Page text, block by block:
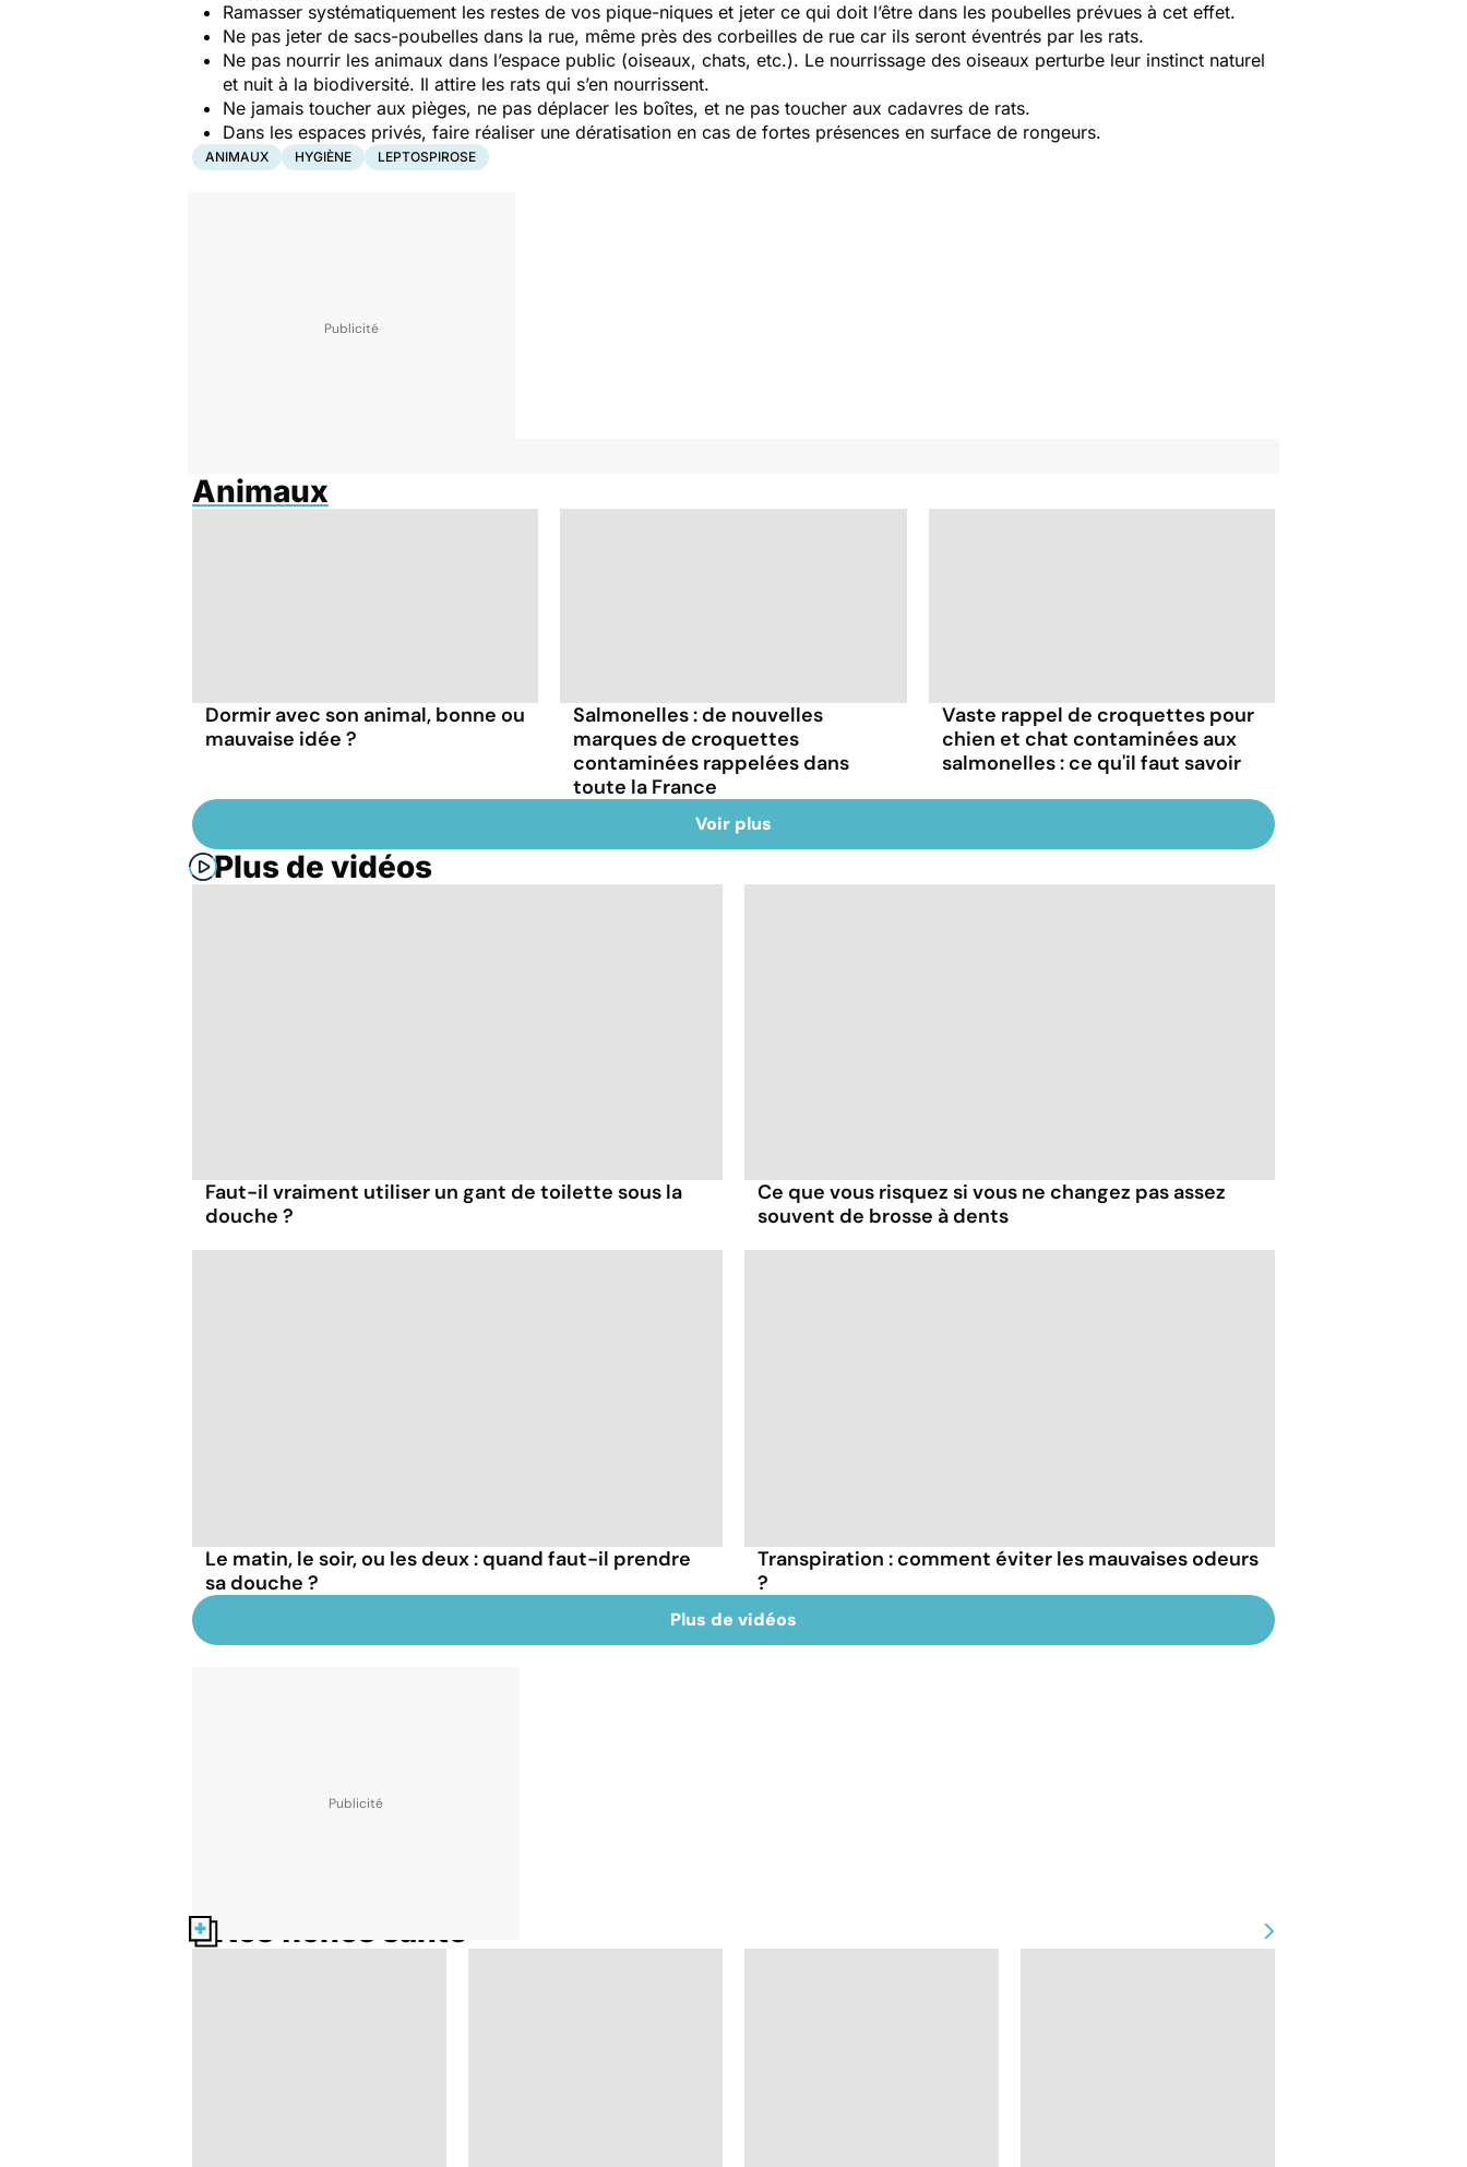
Ramasser systématiquement les restes de vos pique-niques et jeter ce qui doit l’être dans les poubelles prévues à cet effet.
Ne pas jeter de sacs-poubelles dans la rue, même près des corbeilles de rue car ils seront éventrés par les rats.
Ne pas nourrir les animaux dans l’espace public (oiseaux, chats, etc.). Le nourrissage des oiseaux perturbe leur instinct naturel
et nuit à la biodiversité. Il attire les rats qui s’en nourrissent.
Ne jamais toucher aux pièges, ne pas déplacer les boîtes, et ne pas toucher aux cadavres de rats.
Dans les espaces privés, faire réaliser une dératisation en cas de fortes présences en surface de rongeurs.
ANIMAUX HYGIÈNE LEPTOSPIROSE
Animaux
Dormir avec son animal, bonne ou
mauvaise idée ?
Salmonelles : de nouvelles
marques de croquettes
contaminées rappelées dans
toute la France
Vaste rappel de croquettes pour
chien et chat contaminées aux
salmonelles : ce qu'il faut savoir
Voir plus
Plus de vidéos
Faut-il vraiment utiliser un gant de toilette sous la
douche ?
Ce que vous risquez si vous ne changez pas assez
souvent de brosse à dents
Le matin, le soir, ou les deux : quand faut-il prendre
sa douche ?
Transpiration : comment éviter les mauvaises odeurs
?
Plus de vidéos
Nos fiches santé